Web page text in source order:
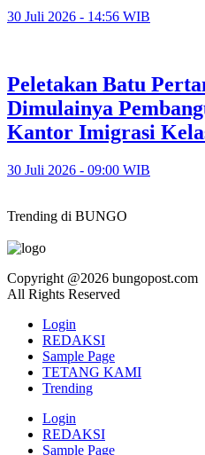
30 Juli 2026 - 14:56 WIB
Peletakan Batu
Dimulainya
Kantor Imigrasi
30 Juli 2026 - 09:00 WIB
Trending di BUNGO
Copyright @2026 bungopost.com
All Rights Reserved
Login
REDAKSI
Sample Page
TETANG KAMI
Trending
Login
REDAKSI
Sample Page